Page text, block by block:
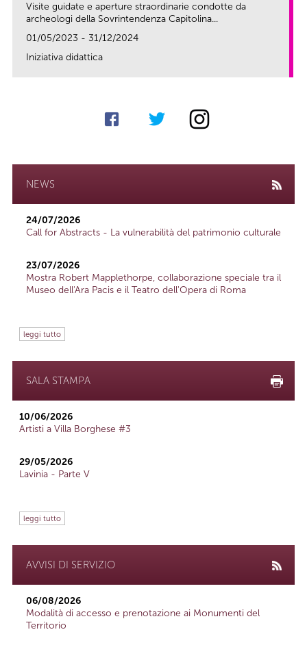
Visite guidate e aperture straordinarie condotte da
archeologi della Sovrintendenza Capitolina...
01/05/2023 - 31/12/2024
Iniziativa didattica
NEWS
24/07/2026
Call for Abstracts - La vulnerabilità del patrimonio culturale
23/07/2026
Mostra Robert Mapplethorpe, collaborazione speciale tra il
Museo dell'Ara Pacis e il Teatro dell'Opera di Roma
leggi tutto
SALA STAMPA
10/06/2026
Artisti a Villa Borghese #3
29/05/2026
Lavinia - Parte V
leggi tutto
AVVISI DI SERVIZIO
06/08/2026
Modalità di accesso e prenotazione ai Monumenti del
Territorio